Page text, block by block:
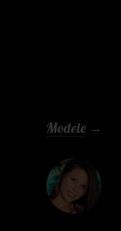
Modele →